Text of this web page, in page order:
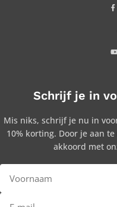
Schrijf je in
Mis niks, schrijf je nu in
10% korting. Door je aan
akkoord met